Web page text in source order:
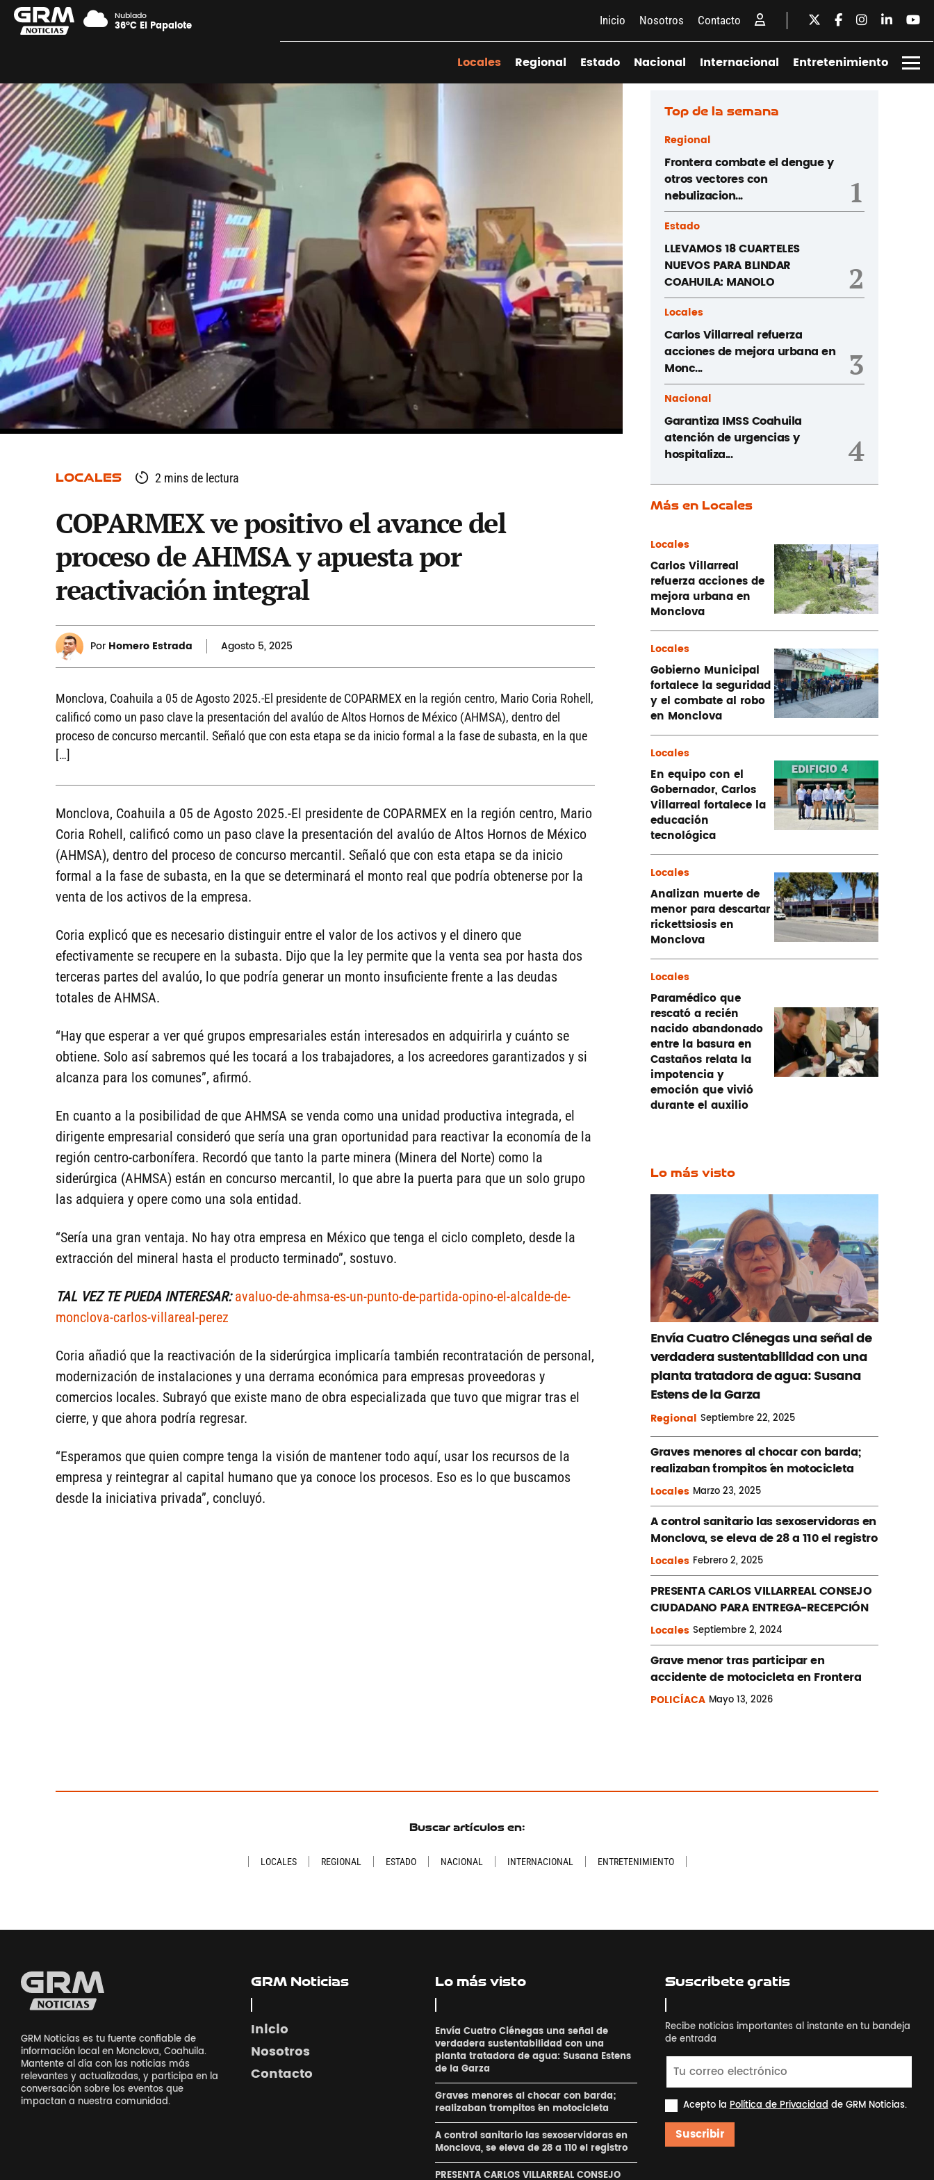
Nublado
36°C El Papalote Inicio Nosotros Contacto
Locales Regional Estado Nacional Internacional Entretenimiento
LOCALES 2 mins de lectura
COPARMEX ve positivo el avance del
proceso de AHMSA y apuesta por
reactivación integral
Por Homero Estrada Agosto 5, 2025
Monclova, Coahuila a 05 de Agosto 2025.-El presidente de COPARMEX en la región centro, Mario Coria Rohell,
calificó como un paso clave la presentación del avalúo de Altos Hornos de México (AHMSA), dentro del
proceso de concurso mercantil. Señaló que con esta etapa se da inicio formal a la fase de subasta, en la que
[…]
Monclova, Coahuila a 05 de Agosto 2025.-El presidente de COPARMEX en la región centro, Mario
Coria Rohell, calificó como un paso clave la presentación del avalúo de Altos Hornos de México
(AHMSA), dentro del proceso de concurso mercantil. Señaló que con esta etapa se da inicio
formal a la fase de subasta, en la que se determinará el monto real que podría obtenerse por la
venta de los activos de la empresa.
Coria explicó que es necesario distinguir entre el valor de los activos y el dinero que
efectivamente se recupere en la subasta. Dijo que la ley permite que la venta sea por hasta dos
terceras partes del avalúo, lo que podría generar un monto insuficiente frente a las deudas
totales de AHMSA.
“Hay que esperar a ver qué grupos empresariales están interesados en adquirirla y cuánto se
obtiene. Solo así sabremos qué les tocará a los trabajadores, a los acreedores garantizados y si
alcanza para los comunes”, afirmó.
En cuanto a la posibilidad de que AHMSA se venda como una unidad productiva integrada, el
dirigente empresarial consideró que sería una gran oportunidad para reactivar la economía de la
región centro-carbonífera. Recordó que tanto la parte minera (Minera del Norte) como la
siderúrgica (AHMSA) están en concurso mercantil, lo que abre la puerta para que un solo grupo
las adquiera y opere como una sola entidad.
“Sería una gran ventaja. No hay otra empresa en México que tenga el ciclo completo, desde la
extracción del mineral hasta el producto terminado”, sostuvo.
TAL VEZ TE PUEDA INTERESAR:avaluo-de-ahmsa-es-un-punto-de-partida-opino-el-alcalde-de-
monclova-carlos-villareal-perez
Coria añadió que la reactivación de la siderúrgica implicaría también recontratación de personal,
modernización de instalaciones y una derrama económica para empresas proveedoras y
comercios locales. Subrayó que existe mano de obra especializada que tuvo que migrar tras el
cierre, y que ahora podría regresar.
“Esperamos que quien compre tenga la visión de mantener todo aquí, usar los recursos de la
empresa y reintegrar al capital humano que ya conoce los procesos. Eso es lo que buscamos
desde la iniciativa privada”, concluyó.
Top de la semana
Regional
Frontera combate el dengue y
otros vectores con
nebulizacion...
1
Estado
LLEVAMOS 18 CUARTELES
NUEVOS PARA BLINDAR
COAHUILA: MANOLO
2
Locales
Carlos Villarreal refuerza
acciones de mejora urbana en
Monc...
3
Nacional
Garantiza IMSS Coahuila
atención de urgencias y
hospitaliza...
4
Más en Locales
Locales
Carlos Villarreal
refuerza acciones de
mejora urbana en
Monclova
Locales
Gobierno Municipal
fortalece la seguridad
y el combate al robo
en Monclova
Locales
En equipo con el
Gobernador, Carlos
Villarreal fortalece la
educación
tecnológica
Locales
Analizan muerte de
menor para descartar
rickettsiosis en
Monclova
Locales
Paramédico que
rescató a recién
nacido abandonado
entre la basura en
Castaños relata la
impotencia y
emoción que vivió
durante el auxilio
Lo más visto
Envía Cuatro Ciénegas una señal de
verdadera sustentabilidad con una
planta tratadora de agua: Susana
Estens de la Garza
Regional Septiembre22, 2025
Graves menores al chocar con barda;
realizaban ´trompitos ´en motocicleta
Locales Marzo23, 2025
A control sanitario las sexoservidoras en
Monclova, se eleva de 28 a 110 el registro
Locales Febrero2, 2025
PRESENTA CARLOS VILLARREAL CONSEJO
CIUDADANO PARA ENTREGA-RECEPCIÓN
Locales Septiembre2, 2024
Grave menor tras participar en
accidente de motocicleta en Frontera
POLICÍACA Mayo13, 2026
Buscar artículos en:
LOCALES REGIONAL ESTADO NACIONAL INTERNACIONAL ENTRETENIMIENTO
GRM Noticias es tu fuente confiable de
información local en Monclova, Coahuila.
Mantente al día con las noticias más
relevantes y actualizadas, y participa en la
conversación sobre los eventos que
impactan a nuestra comunidad.
GRM Noticias
Inicio
Nosotros
Contacto
Lo más visto
Envía Cuatro Ciénegas una señal de
verdadera sustentabilidad con una
planta tratadora de agua: Susana Estens
de la Garza
Graves menores al chocar con barda;
realizaban ´trompitos ´en motocicleta
A control sanitario las sexoservidoras en
Monclova, se eleva de 28 a 110 el registro
PRESENTA CARLOS VILLARREAL CONSEJO
Suscribete gratis
Recibe noticias importantes al instante en tu bandeja
de entrada
Acepto laPolítica de Privacidadde GRM Noticias.
Suscribir